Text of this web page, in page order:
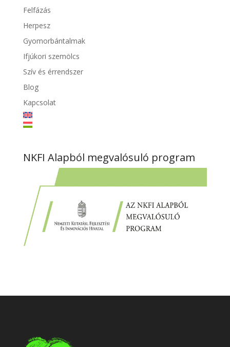
Felfázás
Herpesz
Gyomorbántalmak
Ifjúkori szemölcs
Szív és érrendszer
Blog
Kapcsolat
NKFI Alapból megvalósuló program